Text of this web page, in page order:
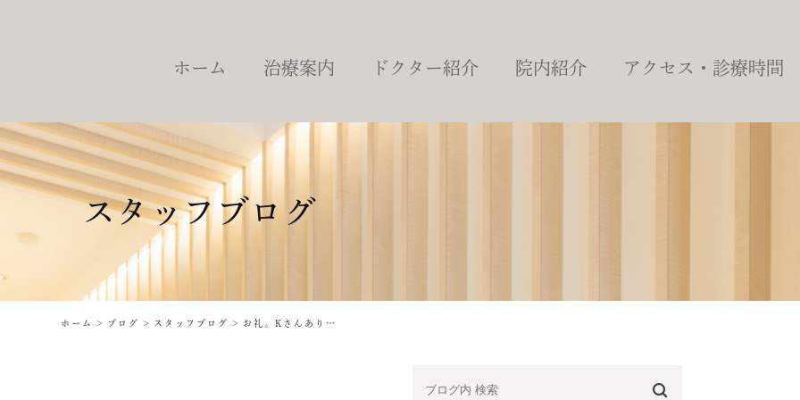
ホーム 治療案内
根管治療
詰め物・被せ物
歯周病治療
インプラント治療
入れ歯
ドクター紹介 院内紹介 アクセス・診療時間
スタッフブログ
ホーム ブログ スタッフブログ お礼。Kさんありがとうございます‥